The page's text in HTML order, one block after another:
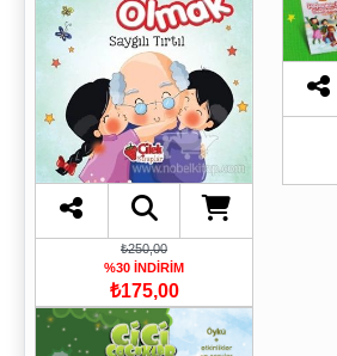
₺250,00
%30 İNDİRİM
₺175,00